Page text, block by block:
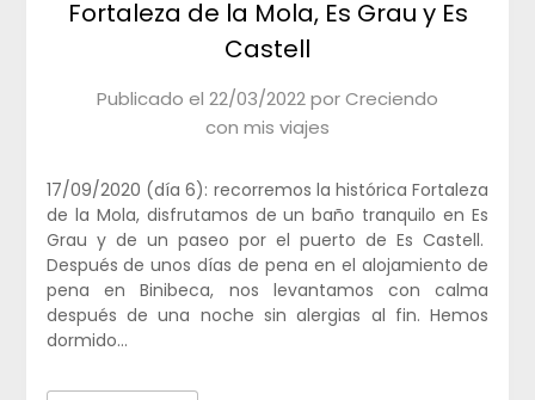
Fortaleza de la Mola, Es Grau y Es
Castell
Publicado el 22/03/2022porCreciendo
con mis viajes
17/09/2020 (día 6): recorremos la histórica Fortaleza
de la Mola, disfrutamos de un baño tranquilo en Es
Grau y de un paseo por el puerto de Es Castell.
Después de unos días de pena en el alojamiento de
pena en Binibeca, nos levantamos con calma
después de una noche sin alergias al fin. Hemos
dormido…